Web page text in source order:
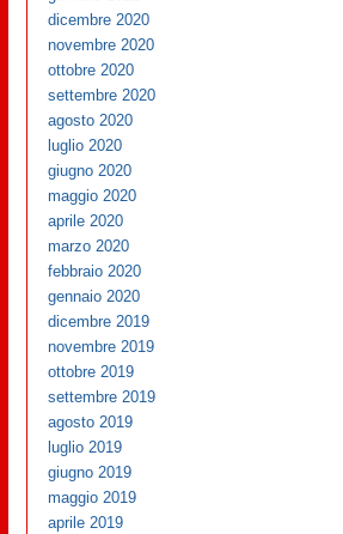
dicembre 2020
novembre 2020
ottobre 2020
settembre 2020
agosto 2020
luglio 2020
giugno 2020
maggio 2020
aprile 2020
marzo 2020
febbraio 2020
gennaio 2020
dicembre 2019
novembre 2019
ottobre 2019
settembre 2019
agosto 2019
luglio 2019
giugno 2019
maggio 2019
aprile 2019